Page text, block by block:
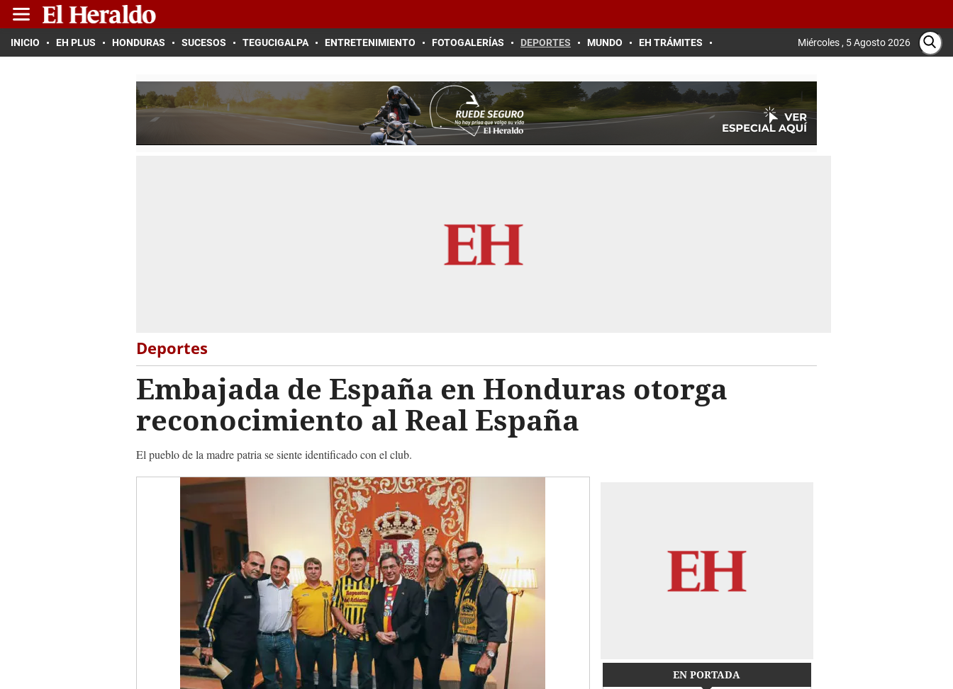
INICIO EH PLUS HONDURAS SUCESOS TEGUCIGALPA ENTRETENIMIENTO FOTOGALERÍAS DEPORTES MUNDO EH TRÁMITES Miércoles , 5 Agosto 2026
Deportes
Embajada de España en Honduras otorga
reconocimiento al Real España
El pueblo de la madre patria se siente identificado con el club.
EN PORTADA